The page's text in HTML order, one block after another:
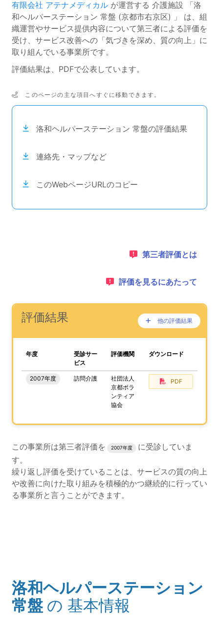
有限会社 アテナメディカル が運営する 介護施設 「洛
和ヘルパーステーション 常盤 (京都市右京区) 」 は、組
織運営やサービス提供内容について第三者による評価を
受け、サービス改善への「気づきを深め、質の向上」に
取り組んでいる事業所です。
評価結果は、PDFで公表しています。
次のコンテンツは目次ナビゲーションリンクです。
このページの主な項目へすぐに移動できます。
洛和ヘルパーステーション 常盤の評価結果
連絡先・マップなど
このWebページURLのコピー
1：
第三者評価とは
2：
評価を見るにあたって
ナビゲーションリンクの読み上げは以上です。
次は事業所評価を公表するためのエリアです。
(タイトル)
評価結果
ここに過去の公表
他の評価結果
が、あります。
、この事業所の評価結果をPDFでダウンロードするこ
年度
受診サー
ビス
評価機関 ダウンロード
2007年度 訪問介護
社団法人
京都ボラ
ンティア
協会
PDF
評価結果のPDFでのダウンロードエリアの読み上げは以上
この事業所は第三者評価を 2007年度
に受診していま
す。
繰り返し評価を受けていることは、サービスの質の向上
や改善に向けた取り組みを積極的かつ継続的に行ってい
る事業所と言うことができます。
(タイトル)
洛和ヘルパーステーション
常盤 の 基本情報